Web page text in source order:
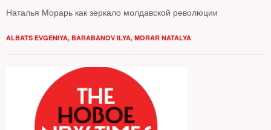
Наталья Морарь как зеркало молдавской революции
ALBATS EVGENIYA, BARABANOV ILYA, MORAR NATALYA